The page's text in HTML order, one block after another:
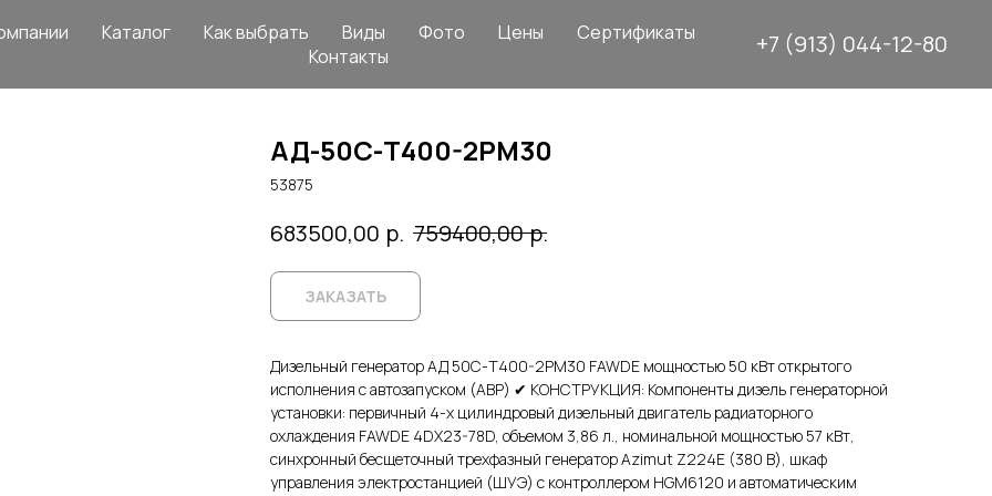
Каталог Как выбрать Виды Фото Цены
Сертификаты
Контакты
+7 (913) 044-12-80
АД-50С-Т400-2РМ30
53875
683500,00 р. 759400,00 р.
ЗАКАЗАТЬ
Дизельный генератор АД 50С-Т400-2РМ30 FAWDE мощностью 50 кВт открытого
исполнения с автозапуском (АВР) ✔ КОНСТРУКЦИЯ: Компоненты дизель генераторной
установки: первичный 4-х цилиндровый дизельный двигатель радиаторного
охлаждения FAWDE 4DX23-78D, объемом 3,86 л., номинальной мощностью 57 кВт,
синхронный бесщеточный трехфазный генератор Azimut Z224E (380 В), шкаф
управления электростанцией (ШУЭ) с контроллером HGM6120 и автоматическим